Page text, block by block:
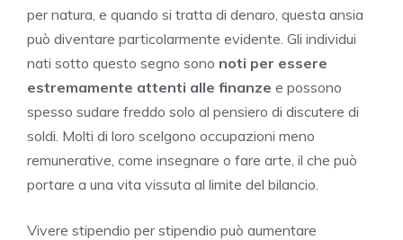
per natura, e quando si tratta di denaro, questa ansia
può diventare particolarmente evidente. Gli individui
nati sotto questo segno sono noti per essere
estremamente attenti alle finanze e possono
spesso sudare freddo solo al pensiero di discutere di
soldi. Molti di loro scelgono occupazioni meno
remunerative, come insegnare o fare arte, il che può
portare a una vita vissuta al limite del bilancio.
Vivere stipendio per stipendio può aumentare